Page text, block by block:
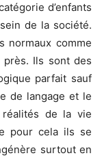
d’enfants
de la société.
normaux comme
Ils sont des
parfait sauf
de langage et le
réalités de la vie
pour cela ils se
surtout en